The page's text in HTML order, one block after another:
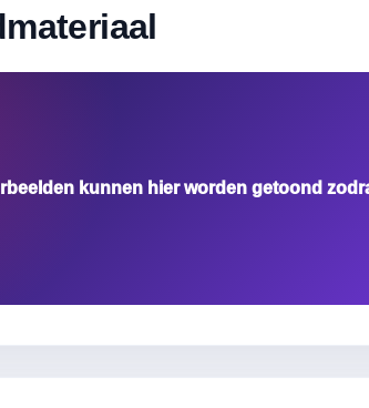
kunnen hier worden getoond